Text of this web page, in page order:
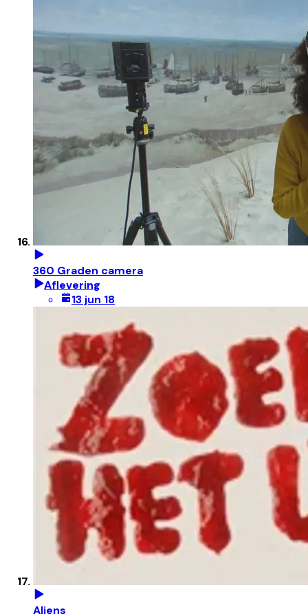
360 Graden camera
Aflevering
13 jun 18
Aliens